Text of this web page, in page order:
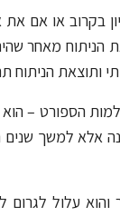
בקרוב או אם
הניתוח מאחר
ותוצאת הניתוח
הספורט –
אלא למשך שנים
עלול